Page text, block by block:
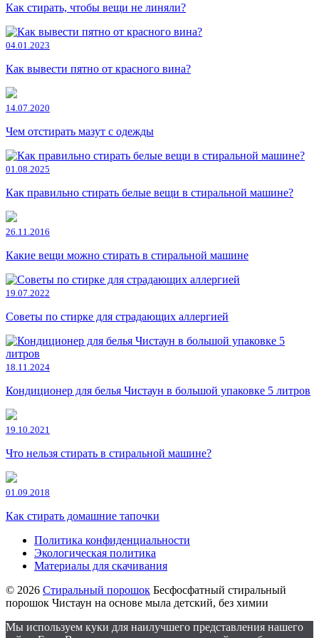
Как стирать, чтобы вещи не линяли?
04.01.2023
Как вывести пятно от красного вина?
14.07.2020
Чем отстирать мазут с одежды
01.08.2025
Как правильно стирать белые вещи в стиральной машине?
26.11.2016
Какие вещи можно стирать в стиральной машине
19.07.2022
Советы по стирке для страдающих аллергией
18.11.2024
Кондиционер для белья Чистаун в большой упаковке 5 литров
19.10.2021
Что нельзя стирать в стиральной машине?
01.09.2018
Как стирать домашние тапочки
Политика конфиденциальности
Экологическая политика
Материалы для скачивания
© 2026 Стиральный порошок Бесфосфатный стиральный
порошок Чистаун на основе мыла детский, без химии
Мы используем куки для наилучшего представления нашего